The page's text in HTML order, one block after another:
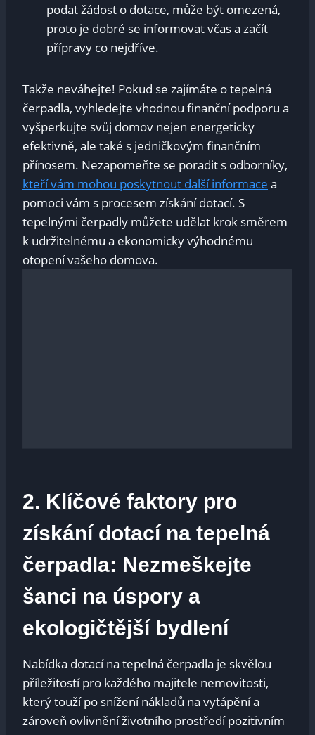
podat žádost o dotace, může být omezená,
proto je dobré se informovat včas a začít
přípravy co nejdříve.
Takže neváhejte! Pokud se zajímáte o tepelná
čerpadla, vyhledejte vhodnou finanční podporu a
vyšperkujte svůj domov nejen energeticky
efektivně, ale také s jedničkovým finančním
přínosem. Nezapomeňte se poradit s odborníky,
kteří vám mohou poskytnout další informace a
pomoci vám s procesem získání dotací. S
tepelnými čerpadly můžete udělat krok směrem
k udržitelnému a ekonomicky výhodnému
otopení vašeho domova.
2. Klíčové faktory pro
získání dotací na tepelná
čerpadla: Nezmeškejte
šanci na úspory a
ekologičtější bydlení
Nabídka dotací na tepelná čerpadla je skvělou
příležitostí pro každého majitele nemovitosti,
který touží po snížení nákladů na vytápění a
zároveň ovlivnění životního prostředí pozitivním